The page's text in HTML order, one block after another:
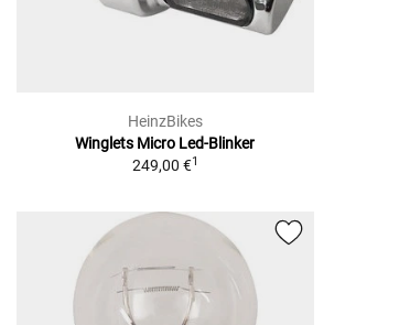
HeinzBikes
Winglets Micro Led-Blinker
249,00 €1